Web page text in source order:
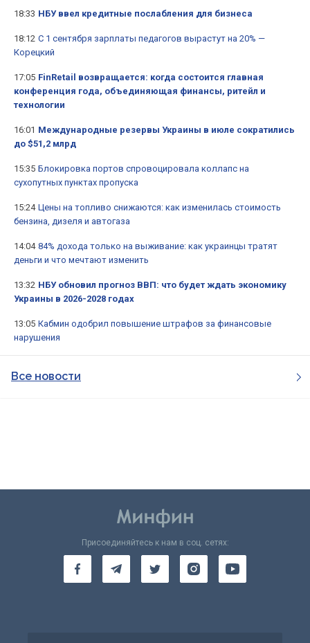
18:33 НБУ ввел кредитные послабления для бизнеса
18:12 С 1 сентября зарплаты педагогов вырастут на 20% —
Корецкий
17:05 FinRetail возвращается: когда состоится главная
конференция года, объединяющая финансы, ритейл и
технологии
16:01 Международные резервы Украины в июле сократились
до $51,2 млрд
15:35 Блокировка портов спровоцировала коллапс на
сухопутных пунктах пропуска
15:24 Цены на топливо снижаются: как изменилась стоимость
бензина, дизеля и автогаза
14:04 84% дохода только на выживание: как украинцы тратят
деньги и что мечтают изменить
13:32 НБУ обновил прогноз ВВП: что будет ждать экономику
Украины в 2026-2028 годах
13:05 Кабмин одобрил повышение штрафов за финансовые
нарушения
Все новости
Присоединяйтесь к нам в соц. сетях: